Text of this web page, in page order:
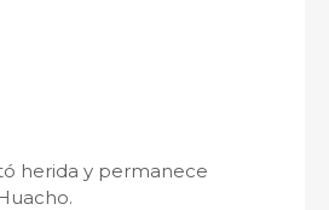
herida y permanece